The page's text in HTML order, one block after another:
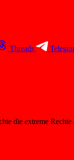
Threads
die extreme